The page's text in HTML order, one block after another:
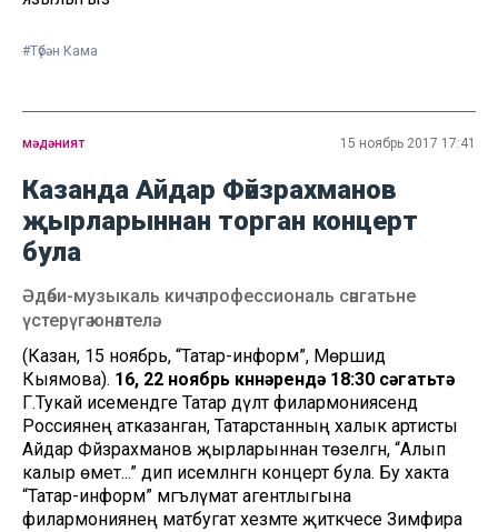
#Түбән Кама
мәдәният 15 ноябрь 2017 17:41
Казанда Айдар Фәйзрахманов
җырларыннан торган концерт
була
Әдәби-музыкаль кичә профессиональ сәнгатьне
үстерүгә юнәлтелә.
(Казан, 15 ноябрь, “Татар-информ”, Мөршидә
Кыямова). 16, 22 ноябрь көннәрендә 18:30 сәгатьтә
Г.Тукай исемендәге Татар дәүләт филармониясендә
Россиянең атказанган, Татарстанның халык артисты
Айдар Фәйзрахманов җырларыннан төзелгән, “Алып
калыр өмет...” дип исемләнгән концерт була. Бу хакта
“Татар-информ” мәгълүмат агентлыгына
филармониянең матбугат хезмәте җитәкчесе Зимфира